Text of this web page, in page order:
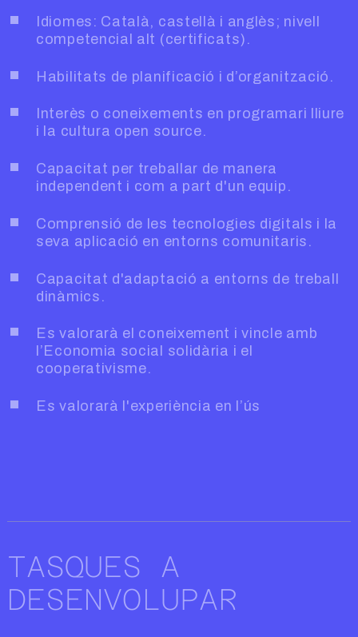
Idiomes: Català, castellà i anglès; nivell
competencial alt (certificats).
Habilitats de planificació i d’organització.
Interès o coneixements en programari lliure
i la cultura open source.
Capacitat per treballar de manera
independent i com a part d'un equip.
Comprensió de les tecnologies digitals i la
seva aplicació en entorns comunitaris.
Capacitat d'adaptació a entorns de treball
dinàmics.
Es valorarà el coneixement i vincle amb
l’Economia social solidària i el
cooperativisme.
Es valorarà l'experiència en l’ús
TASQUES A
DESENVOLUPAR